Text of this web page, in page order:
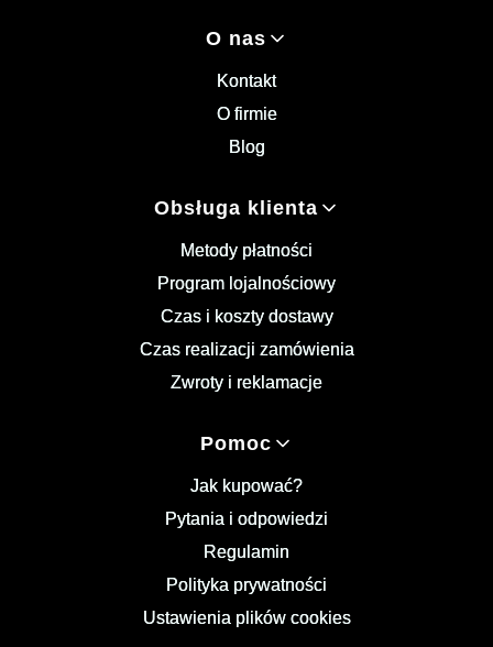
O nas
Kontakt
O firmie
Blog
Obsługa klienta
Metody płatności
Program lojalnościowy
Czas i koszty dostawy
Czas realizacji zamówienia
Zwroty i reklamacje
Pomoc
Jak kupować?
Pytania i odpowiedzi
Regulamin
Polityka prywatności
Ustawienia plików cookies